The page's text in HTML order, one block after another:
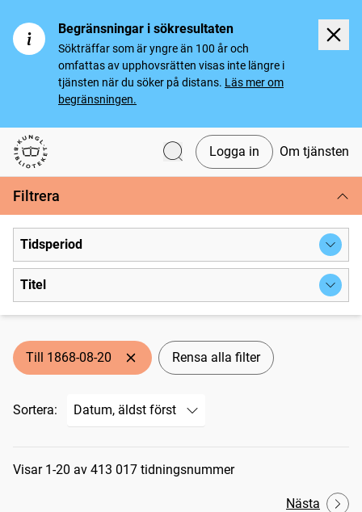
Begränsningar i sökresultaten
Sökträffar som är yngre än 100 år och
omfattas av upphovsrätten visas inte längre i
tjänsten när du söker på distans. Läs mer om
begränsningen.
Svenska tidningar
Logga in Om tjänsten
Filtrera
Tidsperiod
Titel
Till 1868-08-20 Rensa alla filter
Sortera:
Sökresultat
Visar 1-20 av 413 017 tidningsnummer
Nästa